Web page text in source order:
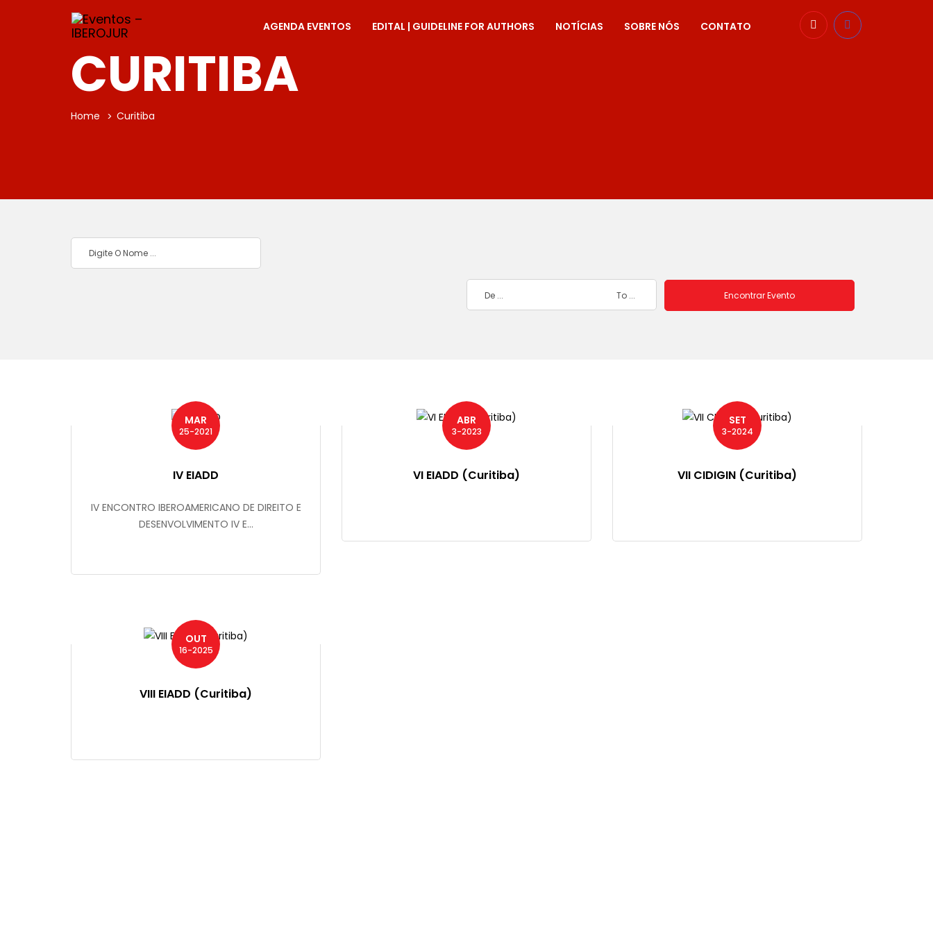
AGENDA EVENTOS EDITAL | GUIDELINE FOR AUTHORS NOTÍCIAS SOBRE NÓS CONTATO
CURITIBA
Home Curitiba
MAR
25-2021
IV EIADD
IV ENCONTRO IBEROAMERICANO DE DIREITO E
DESENVOLVIMENTO IV E...
ABR
3-2023
VI EIADD (Curitiba)
SET
3-2024
VII CIDIGIN (Curitiba)
OUT
16-2025
VIII EIADD (Curitiba)